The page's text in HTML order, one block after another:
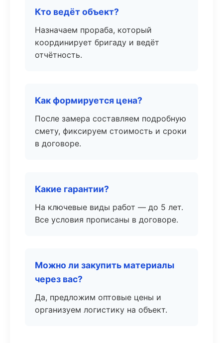
Кто ведёт объект?
Назначаем прораба, который
координирует бригаду и ведёт
отчётность.
Как формируется цена?
После замера составляем подробную
смету, фиксируем стоимость и сроки
в договоре.
Какие гарантии?
На ключевые виды работ — до 5 лет.
Все условия прописаны в договоре.
Можно ли закупить материалы
через вас?
Да, предложим оптовые цены и
организуем логистику на объект.